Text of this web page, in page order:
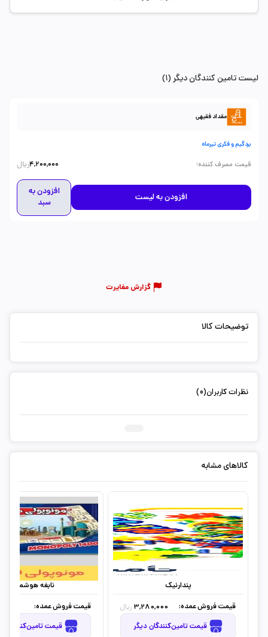
لیست تامین کنندگان دیگر (1)
مقداد فقیهی
بردگیم و فکری تیرماه
قیمت مصرف کننده:
4,200,000ریال
افزودن به لیست
افزودن به
سبد
گزارش مغایرت
توضیحات کالا
نظرات کاربران(0)
کالاهای مشابه
پندارنیک
قیمت فروش عمده:
3,280,000 ریال
قیمت تامین‌کنندگان دیگر
نابغه هوشمند
قیمت فروش عمده:
قیمت تامین‌کنندگان دیگر